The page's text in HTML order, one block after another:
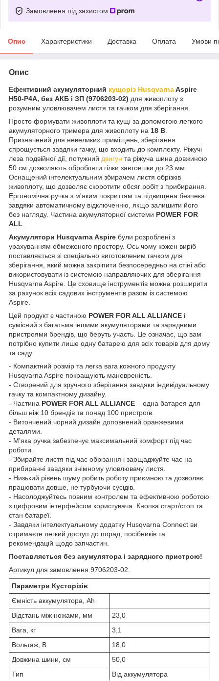
Замовлення під захистом
Опис Характеристики Доставка Оплата Умови
Опис
Ефективний акумуляторний кущоріз HusqvarnaAspire
H50-P4A, без АКБ і ЗП (9706203‑02) для живоплоту з
розумним уловлювачем листя та гачком для зберігання.
Просто формувати живоплоти та кущі за допомогою легкого
акумуляторного тримера для живоплоту на 18 В
Призначений для невеликих приміщень, зберігання
спрощується завдяки гачку, що входить до комплекту. Ріжучі
леза подвійної дії, потужний двигун та ріжуча шина довжиною
50 см дозволяють обробляти гілки завтовшки до 23 мм.
Оснащений інтелектуальним збирачем листя обрізків
живоплоту, що дозволяє скоротити обсяг робіт з прибирання.
Ергономічна ручка з м'яким покриттям та підвищена безпека
завдяки автоматичному відключенню, якщо залишити його
без нагляду. Частина акумуляторної системи POWER FOR
ALL
Акумулятори Husqvarna Aspire були розроблені з
урахуванням обмеженого простору. Ось чому кожен виріб
поставляється зі спеціально виготовленим гачком для
зберігання, який можна закріпити безпосередньо на стіні або
використовувати із системою направляючих для зберігання
Husqvarna Aspire. Це сховище інструментів можна розширити
за рахунок всіх садових інструментів разом із системою
Aspire.
Цей продукт є частиною POWER FOR ALL ALLIANCE і
сумісний з багатьма іншими акумуляторами та зарядними
пристроями брендів, що беруть участь. Це означає, що вам
потрібно купити лише одну батарею для всіх товарів для дому
та саду.
- Компактний розмір та легка вага кожного продукту
Husqvarna Aspire покращують маневреність.
- Створений для зручного зберігання завдяки індивідуальному
гачку та компактному дизайну.
- Частина POWER FOR ALL ALLIANCE – одна батарея для
більш ніж 10 брендів та понад 100 пристроїв.
- Витончений чорний дизайн доповнений оранжевими
деталями.
- М'яка ручка забезпечує максимальний комфорт під час
роботи.
- Збирайте листя під час обрізання і заощаджуйте час на
прибиранні завдяки знімному уловлювачу листя.
- Низький рівень шуму робить роботу приємною та дозволяє
працювати довше, не турбуючи сусідів.
- Насолоджуйтесь повним контролем та ефективною роботою
з цифровим інтерфейсом користувача. Кнопка старт/стоп та
стан батареї.
- Завдяки інтелектуальному додатку Husqvarna Connect ви
отримаєте легкий доступ до порад, посібників та
рекомендацій щодо запчастин.
Поставляється без акумулятора і зарядного пристрою!
Артикул для замовлення 9706203‑02.
Параметри Кусторізів
Ємність аккумулятора, Ah
Відстань між ножами, мм
23,0
Вага, кг
3,1
Вольтаж, В
18,0
Довжина шини, см
50,0
Тип
Від аккумулятора